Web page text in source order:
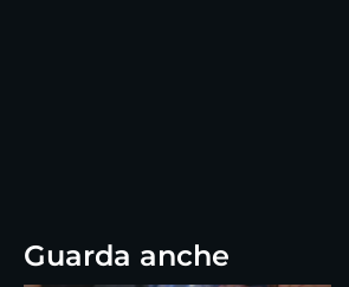
Guarda anche